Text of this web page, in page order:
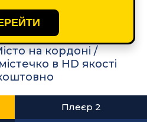
на кордоні /
в HD якості
Плеєр 2